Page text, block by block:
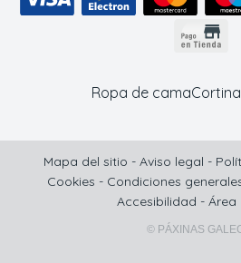
Ropa de cama
Mapa del sitio - Aviso legal -
Cookies - Condiciones
Accesibilidad - Área
© PÁXINAS